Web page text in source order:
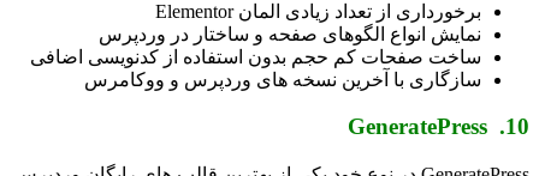
برخورداری از تعداد زیادی المان Elementor
نمایش انواع الگوهای صفحه و ساختار در وردپرس
ساخت صفحات کم حجم بدون استفاده از کدنویسی اضافی
سازگاری با آخرین نسخه های وردپرس و ووکامرس
10. GeneratePress